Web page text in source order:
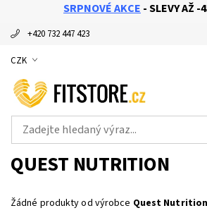
SRPNOVÉ AKCE - SLEVY AŽ -
+420 732 447 423
CZK
QUEST NUTRITION
Žádné produkty od výrobce Quest Nutrition